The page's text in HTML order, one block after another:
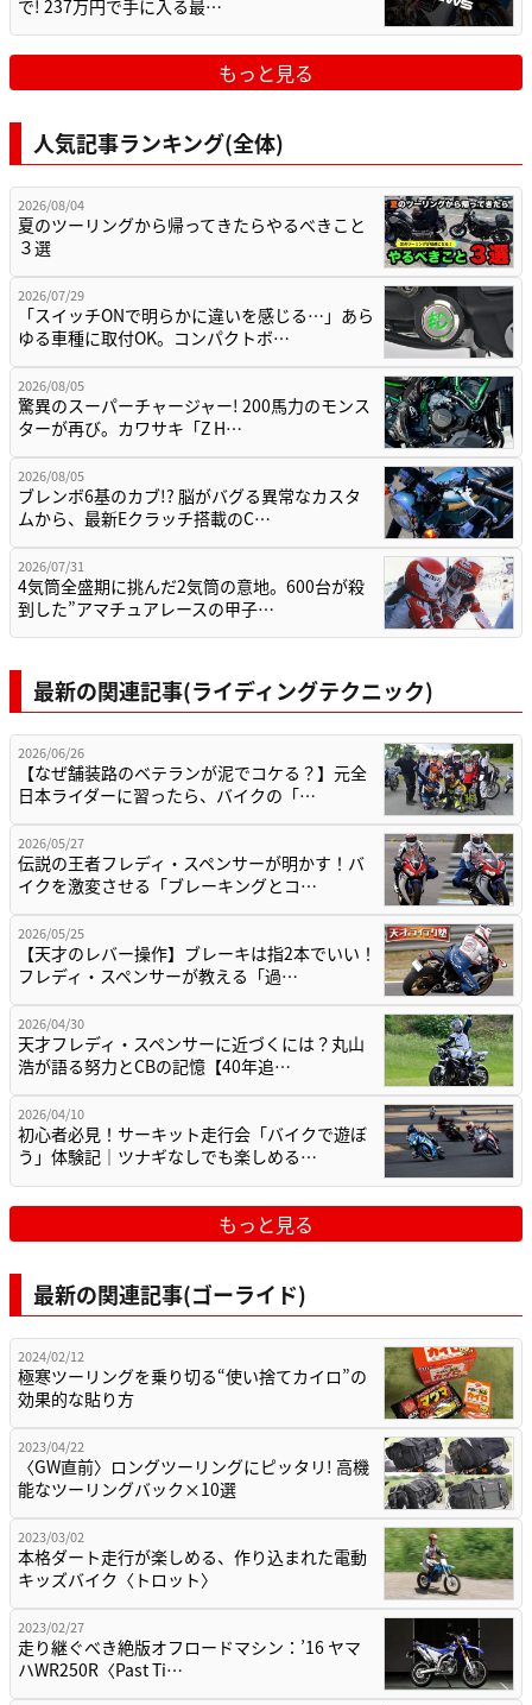
で! 237万円で手に入る最…
もっと見る
人気記事ランキング(全体)
2026/08/04
夏のツーリングから帰ってきたらやるべきこと
３選
2026/07/29
「スイッチONで明らかに違いを感じる…」あら
ゆる車種に取付OK。コンパクトボ…
2026/08/05
驚異のスーパーチャージャー! 200馬力のモンス
ターが再び。カワサキ「Z H…
2026/08/05
ブレンボ6基のカブ!? 脳がバグる異常なカスタ
ムから、最新Eクラッチ搭載のC…
2026/07/31
4気筒全盛期に挑んだ2気筒の意地。600台が殺
到した”アマチュアレースの甲子…
最新の関連記事(ライディングテクニック)
2026/06/26
【なぜ舗装路のベテランが泥でコケる？】元全
日本ライダーに習ったら、バイクの「…
2026/05/27
伝説の王者フレディ・スペンサーが明かす！バ
イクを激変させる「ブレーキングとコ…
2026/05/25
【天才のレバー操作】ブレーキは指2本でいい！
フレディ・スペンサーが教える「過…
2026/04/30
天才フレディ・スペンサーに近づくには？丸山
浩が語る努力とCBの記憶【40年追…
2026/04/10
初心者必見！サーキット走行会「バイクで遊ぼ
う」体験記｜ツナギなしでも楽しめる…
もっと見る
最新の関連記事(ゴーライド)
2024/02/12
極寒ツーリングを乗り切る“使い捨てカイロ”の
効果的な貼り方
2023/04/22
〈GW直前〉ロングツーリングにピッタリ! 高機
能なツーリングバック×10選
2023/03/02
本格ダート走行が楽しめる、作り込まれた電動
キッズバイク〈トロット〉
2023/02/27
走り継ぐべき絶版オフロードマシン：’16 ヤマ
ハWR250R〈Past Ti…